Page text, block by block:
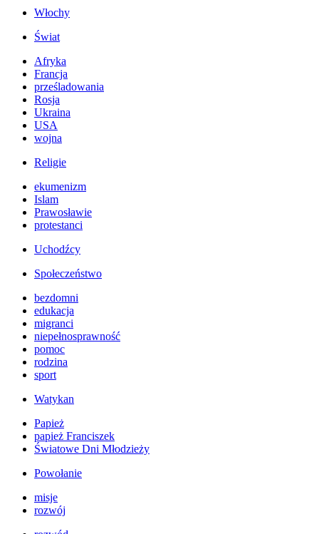
Włochy
Świat
Afryka
Francja
prześladowania
Rosja
Ukraina
USA
wojna
Religie
ekumenizm
Islam
Prawosławie
protestanci
Uchodźcy
Społeczeństwo
bezdomni
edukacja
migranci
niepełnosprawność
pomoc
rodzina
sport
Watykan
Papież
papież Franciszek
Światowe Dni Młodzieży
Powołanie
misje
rozwój